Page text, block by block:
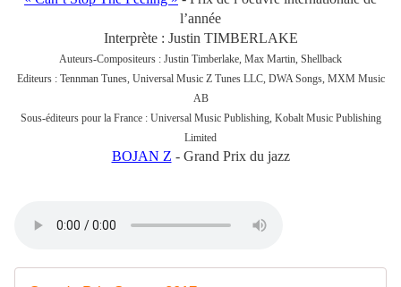
l’année
Interprète : Justin TIMBERLAKE
Auteurs-Compositeurs : Justin Timberlake, Max Martin, Shellback
Editeurs : Tennman Tunes, Universal Music Z Tunes LLC, DWA Songs, MXM Music
AB
Sous-éditeurs pour la France : Universal Music Publishing, Kobalt Music Publishing
Limited
BOJAN Z - Grand Prix du jazz